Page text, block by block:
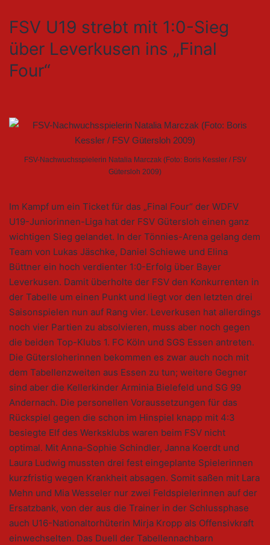
FSV U19 strebt mit 1:0-Sieg
über Leverkusen ins „Final
Four“
FSV-Nachwuchsspielerin Natalia Marczak (Foto: Boris Kessler / FSV
Gütersloh 2009)
Im Kampf um ein Ticket für das „Final Four“ der WDFV
U19-Juniorinnen-Liga hat der FSV Gütersloh einen ganz
wichtigen Sieg gelandet. In der Tönnies-Arena gelang dem
Team von Lukas Jäschke, Daniel Schiewe und Elina
Büttner ein hoch verdienter 1:0-Erfolg über Bayer
Leverkusen. Damit überholte der FSV den Konkurrenten in
der Tabelle um einen Punkt und liegt vor den letzten drei
Saisonspielen nun auf Rang vier. Leverkusen hat allerdings
noch vier Partien zu absolvieren, muss aber noch gegen
die beiden Top-Klubs 1. FC Köln und SGS Essen antreten.
Die Gütersloherinnen bekommen es zwar auch noch mit
dem Tabellenzweiten aus Essen zu tun; weitere Gegner
sind aber die Kellerkinder Arminia Bielefeld und SG 99
Andernach. Die personellen Voraussetzungen für das
Rückspiel gegen die schon im Hinspiel knapp mit 4:3
besiegte Elf des Werksklubs waren beim FSV nicht
optimal. Mit Anna-Sophie Schindler, Janna Koerdt und
Laura Ludwig mussten drei fest eingeplante Spielerinnen
kurzfristig wegen Krankheit absagen. Somit saßen mit Lara
Mehn und Mia Wesseler nur zwei Feldspielerinnen auf der
Ersatzbank, von der aus die Trainer in der Schlussphase
auch U16-Nationaltorhüterin Mirja Kropp als Offensivkraft
einwechselten. Das Duell der Tabellennachbarn